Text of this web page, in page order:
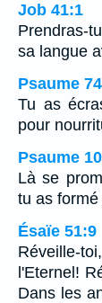
Job 41:1
Prendras-
sa langue
Psaume
Tu as
pour
Psaume
Là se
tu as
Ésaïe 51:9
Réveille-
l'Eternel!
Dans les